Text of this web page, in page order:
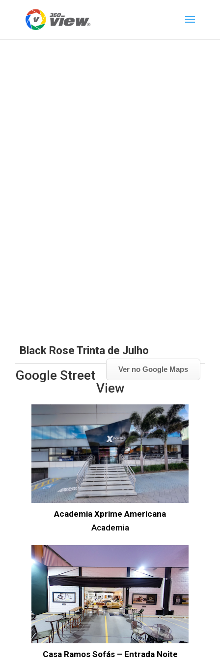
Black Rose Trinta de Julho
Ver no Google Maps
Google Street
View
Academia Xprime Americana
Academia
Casa Ramos Sofás – Entrada Noite